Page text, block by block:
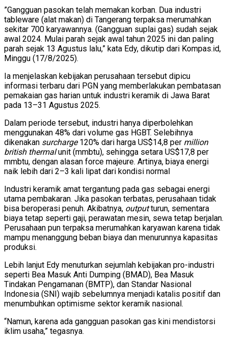
”Gangguan pasokan telah memakan korban. Dua industri
tableware (alat makan) di Tangerang terpaksa merumahkan
sekitar 700 karyawannya. (Gangguan suplai gas) sudah sejak
awal 2024. Mulai parah sejak awal tahun 2025 ini dan paling
parah sejak 13 Agustus lalu,” kata Edy, dikutip dari Kompas.id,
Minggu (17/8/2025).
Ia menjelaskan kebijakan perusahaan tersebut dipicu
informasi terbaru dari PGN yang memberlakukan pembatasan
pemakaian gas harian untuk industri keramik di Jawa Barat
pada 13–31 Agustus 2025.
Dalam periode tersebut, industri hanya diperbolehkan
menggunakan 48% dari volume gas HGBT. Selebihnya
dikenakan surcharge120% dari harga US$14,8 per million
british thermalunit (mmbtu), sehingga setara US$17,8 per
mmbtu, dengan alasan force majeure. Artinya, biaya energi
naik lebih dari 2–3 kali lipat dari kondisi normal
Industri keramik amat tergantung pada gas sebagai energi
utama pembakaran. Jika pasokan terbatas, perusahaan tidak
bisa beroperasi penuh. Akibatnya, outputturun, sementara
biaya tetap seperti gaji, perawatan mesin, sewa tetap berjalan.
Perusahaan pun terpaksa merumahkan karyawan karena tidak
mampu menanggung beban biaya dan menurunnya kapasitas
produksi.
Lebih lanjut Edy menuturkan sejumlah kebijakan pro-industri
seperti Bea Masuk Anti Dumping (BMAD), Bea Masuk
Tindakan Pengamanan (BMTP), dan Standar Nasional
Indonesia (SNI) wajib sebelumnya menjadi katalis positif dan
menumbuhkan optimisme sektor keramik nasional.
“Namun, karena ada gangguan pasokan gas kini mendistorsi
iklim usaha,” tegasnya.